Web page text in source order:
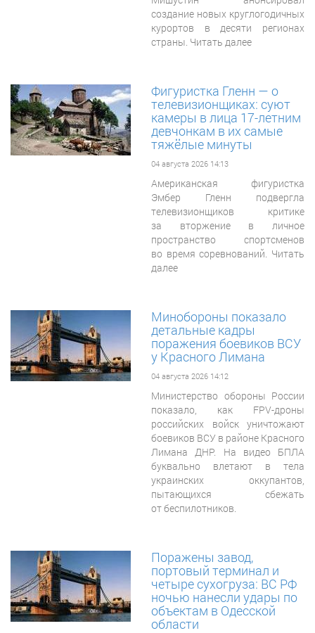
создание новых круглогодичных
курортов в десяти регионах
страны. Читать далее
Фигуристка Гленн — о
телевизионщиках: суют
камеры в лица 17-летним
девчонкам в их самые
тяжёлые минуты
04 августа 2026 14:13
Американская фигуристка
Эмбер Гленн подвергла
телевизионщиков критике
за вторжение в личное
пространство спортсменов
во время соревнований. Читать
далее
Минобороны показало
детальные кадры
поражения боевиков ВСУ
у Красного Лимана
04 августа 2026 14:12
Министерство обороны России
показало, как FPV-дроны
российских войск уничтожают
боевиков ВСУ в районе Красного
Лимана ДНР. На видео БПЛА
буквально влетают в тела
украинских оккупантов,
пытающихся сбежать
от беспилотников.
Поражены завод,
портовый терминал и
четыре сухогруза: ВС РФ
ночью нанесли удары по
объектам в Одесской
области